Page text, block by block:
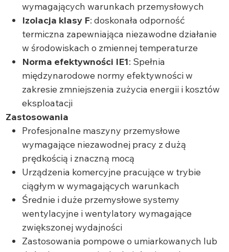
wymagających warunkach przemysłowych
Izolacja klasy F: doskonała odporność
termiczna zapewniająca niezawodne działanie
w środowiskach o zmiennej temperaturze
Norma efektywności IE1: Spełnia
międzynarodowe normy efektywności w
zakresie zmniejszenia zużycia energii i kosztów
eksploatacji
Zastosowania
Profesjonalne maszyny przemysłowe
wymagające niezawodnej pracy z dużą
prędkością i znaczną mocą
Urządzenia komercyjne pracujące w trybie
ciągłym w wymagających warunkach
Średnie i duże przemysłowe systemy
wentylacyjne i wentylatory wymagające
zwiększonej wydajności
Zastosowania pompowe o umiarkowanych lub